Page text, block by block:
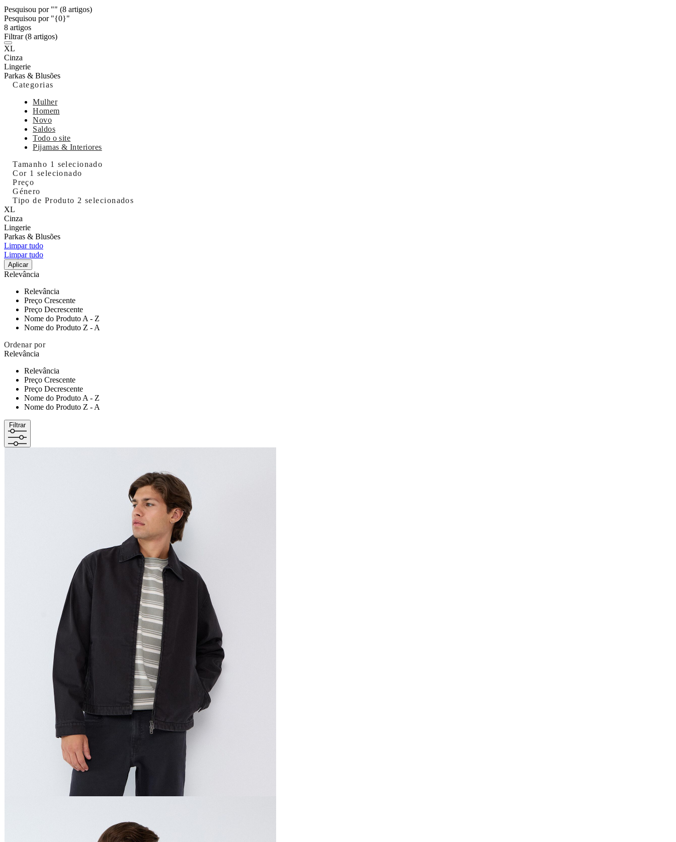
Pesquisou por "" (8 artigos)
Pesquisou por "{0}"
8 artigos
Filtrar(8 artigos)
XL
Cinza
Lingerie
Parkas & Blusões
Categorias
Mulher
Homem
Novo
Saldos
Todo o site
Pijamas & Interiores
Tamanho 1 selecionado
Cor 1 selecionado
Preço
Género
Tipo de Produto 2 selecionados
XL
Cinza
Lingerie
Parkas & Blusões
Limpar tudo
Limpar tudo
Aplicar
Relevância
Relevância
Preço Crescente
Preço Decrescente
Nome do Produto A - Z
Nome do Produto Z - A
Ordenar por
Relevância
Relevância
Preço Crescente
Preço Decrescente
Nome do Produto A - Z
Nome do Produto Z - A
Filtrar